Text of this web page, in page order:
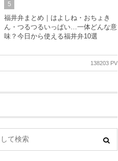
5
福井弁まとめ｜はよしね・おちょき
ん・つるつるいっぱい…一体どんな意
味？今日から使える福井弁10選
138203 PV